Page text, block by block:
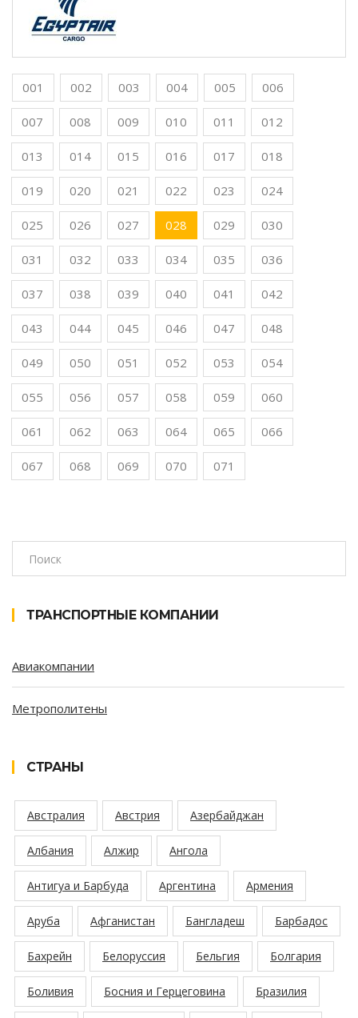
001 002 003 004 005 006
007 008 009 010 011 012
013 014 015 016 017 018
019 020 021 022 023 024
025 026 027 028 029 030
031 032 033 034 035 036
037 038 039 040 041 042
043 044 045 046 047 048
049 050 051 052 053 054
055 056 057 058 059 060
061 062 063 064 065 066
067 068 069 070 071
ТРАНСПОРТНЫЕ КОМПАНИИ
Авиакомпании
Метрополитены
СТРАНЫ
Австралия Австрия Азербайджан
Албания Алжир Ангола
Антигуа и Барбуда Аргентина Армения
Аруба Афганистан Бангладеш Барбадос
Бахрейн Белоруссия Бельгия Болгария
Боливия Босния и Герцеговина Бразилия